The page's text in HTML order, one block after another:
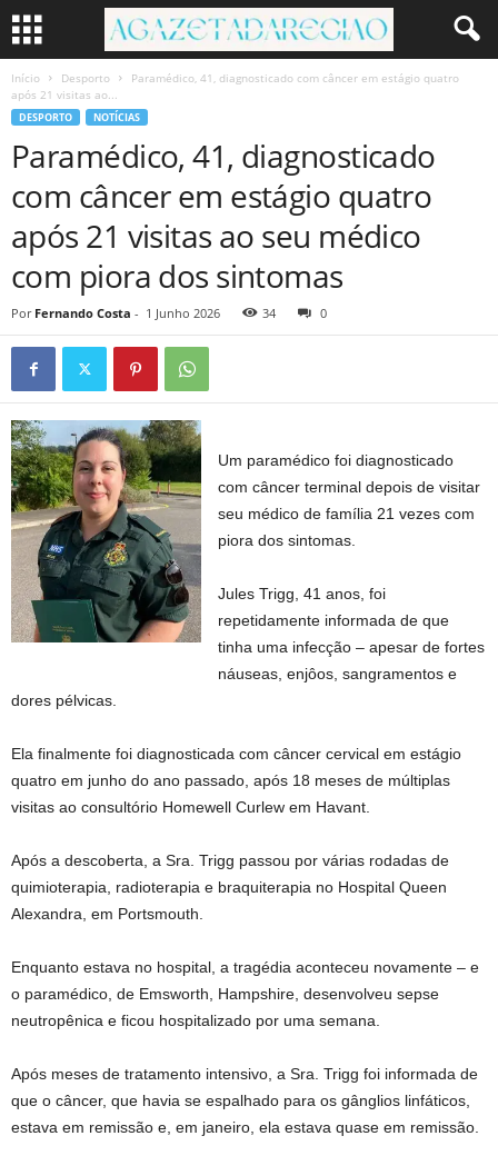
Início Desporto
Paramédico, 41, diagnosticado com câncer em estágio quatro
após 21 visitas ao...
DESPORTO NOTÍCIAS
Paramédico, 41, diagnosticado
com câncer em estágio quatro
após 21 visitas ao seu médico
com piora dos sintomas
Por Fernando Costa - 1 Junho 2026 34 0
Um paramédico foi diagnosticado
com câncer terminal depois de visitar
seu médico de família 21 vezes com
piora dos sintomas.
Jules Trigg, 41 anos, foi
repetidamente informada de que
tinha uma infecção – apesar de fortes
náuseas, enjôos, sangramentos e
dores pélvicas.
Ela finalmente foi diagnosticada com câncer cervical em estágio
quatro em junho do ano passado, após 18 meses de múltiplas
visitas ao consultório Homewell Curlew em Havant.
Após a descoberta, a Sra. Trigg passou por várias rodadas de
quimioterapia, radioterapia e braquiterapia no Hospital Queen
Alexandra, em Portsmouth.
Enquanto estava no hospital, a tragédia aconteceu novamente – e
o paramédico, de Emsworth, Hampshire, desenvolveu sepse
neutropênica e ficou hospitalizado por uma semana.
Após meses de tratamento intensivo, a Sra. Trigg foi informada de
que o câncer, que havia se espalhado para os gânglios linfáticos,
estava em remissão e, em janeiro, ela estava quase em remissão.